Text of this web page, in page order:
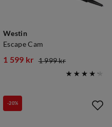
Westin
Escape Cam
1 599 kr 1 999 kr
-20%